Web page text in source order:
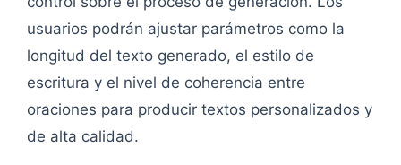
usuarios podrán ajustar parámetros como la
longitud del texto generado, el estilo de
escritura y el nivel de coherencia entre
oraciones para producir textos personalizados y
de alta calidad.